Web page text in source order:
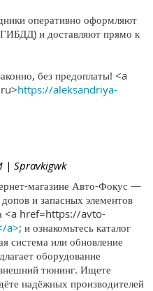
оперативно оформляют
и доставляют прямо к
без предоплаты! <a
https://aleksandriya-
| Spravkigwk
магазине Авто-Фокус —
и запасных элементов
<a href=https://avto-
a>; и ознакомьтесь каталог
система или обновление
оборудование
тюнинг. Ищете
надёжных производителей